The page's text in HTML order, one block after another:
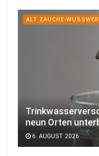
ALT ZAUCHE-WUSSWERK
neun Orten
6. AUGUST 2026